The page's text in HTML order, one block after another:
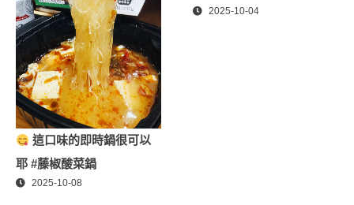
這口味的即時鍋很可以
耶 #藤椒酸菜鍋
2025-10-08
級牛肉麵│北投隱藏版必推
2025-10-04